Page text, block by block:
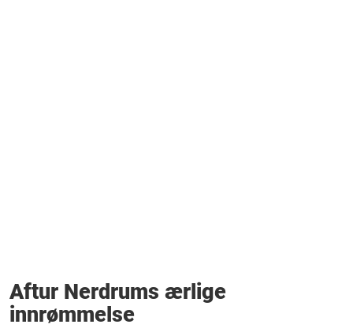
Aftur Nerdrums ærlige
innrømmelse